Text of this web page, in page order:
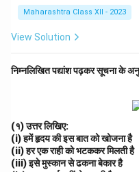
Maharashtra Class XII - 2023
View Solution
निम्नलिखित पद्यांश पढ़कर सूचना के
(१) उत्तर लिखिए:
(i) हमें हृदय की इस बात को खोजना है
(ii) हर एक राही को भटककर मिलती है
(iii) इसे मुस्कान से ढकना बेकार है